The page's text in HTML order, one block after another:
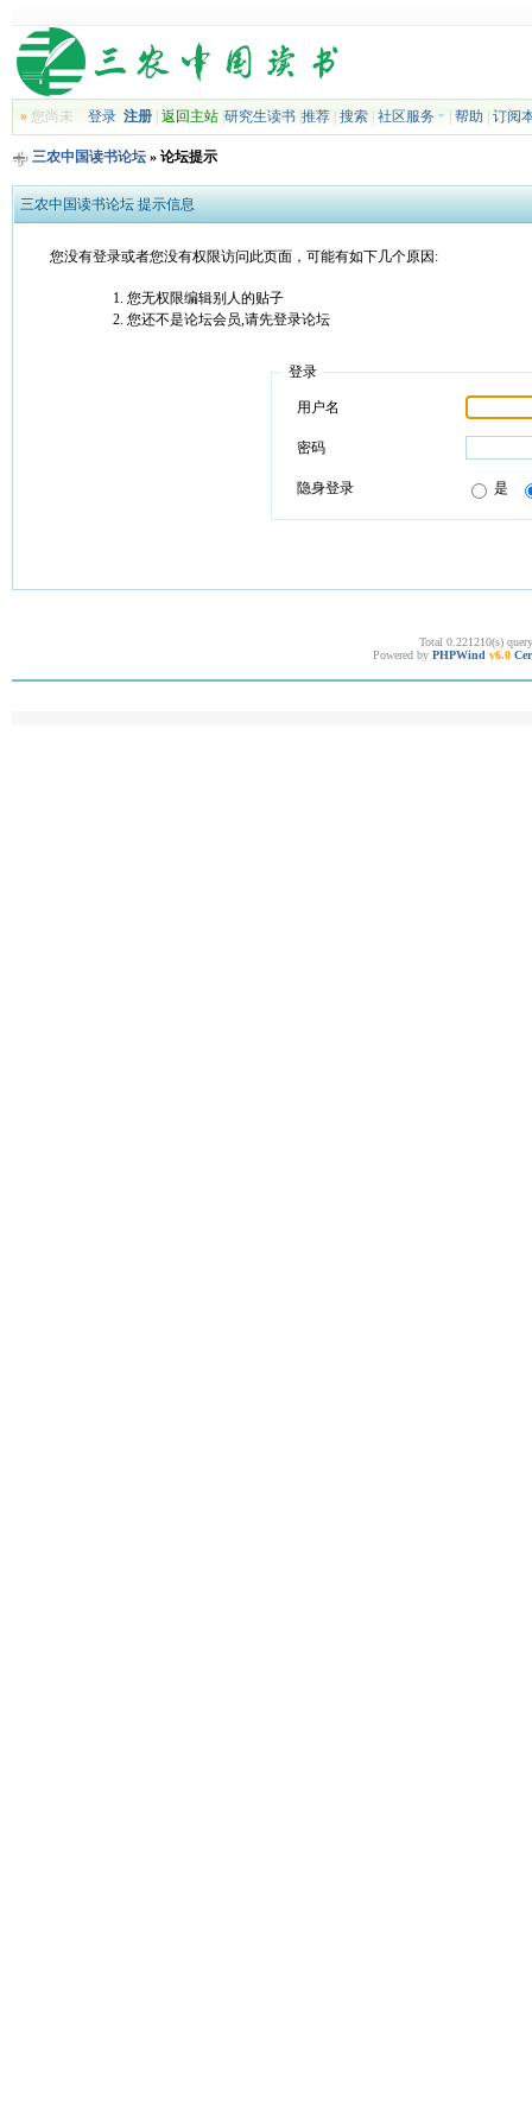
»您尚未 登录 注册| 返回主站| 研究生读书| 推荐| 搜索| 社区服务 帮助 订阅
三农中国读书论坛» 论坛提示
三农中国读书论坛 提示信息
您没有登录或者您没有权限访问此页面，可能有如下几个原因:
您无权限编辑别人的贴子
您还不是论坛会员,请先登录论坛
登录
用户名
密码
隐身登录 是
Total 0.221210(s)
Powered by PHPWind v6.0